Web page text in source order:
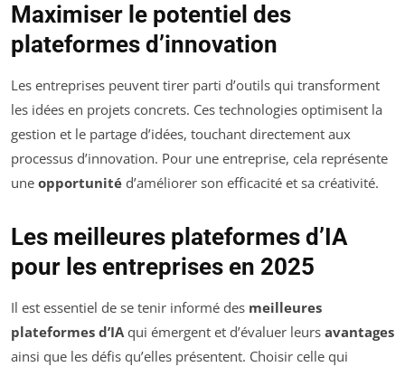
Maximiser le potentiel des
plateformes d’innovation
Les entreprises peuvent tirer parti d’outils qui transforment
les idées en projets concrets. Ces technologies optimisent la
gestion et le partage d’idées, touchant directement aux
processus d’innovation. Pour une entreprise, cela représente
une opportunité d’améliorer son efficacité et sa créativité.
Les meilleures plateformes d’IA
pour les entreprises en 2025
Il est essentiel de se tenir informé des meilleures
plateformes d’IAqui émergent et d’évaluer leurs avantages
ainsi que les défis qu’elles présentent. Choisir celle qui